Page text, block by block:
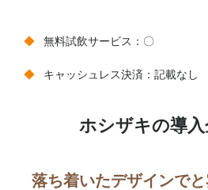
無料試飲サービス：〇
キャッシュレス決済：記載なし
ホシザキの導
落ち着いたデザインで